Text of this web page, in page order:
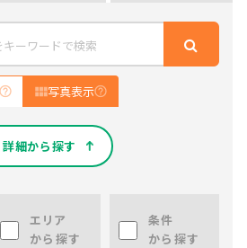
写真表示
詳細から探す
エリア
から探す
条件
から探す